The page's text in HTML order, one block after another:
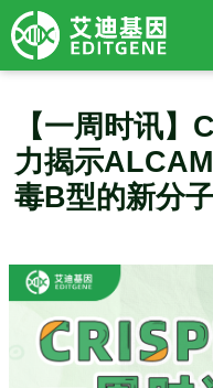
【一周时讯
力揭示
毒B型的新分